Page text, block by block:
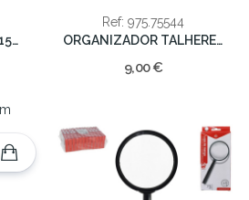
BANDEJA BAMBU 38x15CM
Ref: 975.75544
ORGANIZADOR TALHERES ACRILICO 32CM
9,00 €